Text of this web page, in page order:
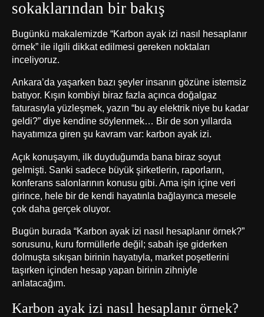
sokaklarından bir bakış
Bugünkü makalemizde “Karbon ayak izi nasıl hesaplanır
örnek” ile ilgili dikkat edilmesi gereken noktaları
inceliyoruz.
Ankara’da yaşarken bazı şeyler insanın gözüne istemsiz
batıyor. Kışın kombiyi biraz fazla açınca doğalgaz
faturasıyla yüzleşmek, yazın “bu ay elektrik niye bu kadar
geldi?” diye kendine söylenmek… Bir de son yıllarda
hayatımıza giren şu kavram var: karbon ayak izi.
Açık konuşayım, ilk duyduğumda bana biraz soyut
gelmişti. Sanki sadece büyük şirketlerin, raporların,
konferans salonlarının konusu gibi. Ama işin içine veri
girince, hele bir de kendi hayatınla bağlayınca mesele
çok daha gerçek oluyor.
Bugün burada “Karbon ayak izi nasıl hesaplanır örnek?”
sorusunu, kuru formüllerle değil; sabah işe giderken
dolmuşta sıkışan birinin hayatıyla, market poşetlerini
taşırken içinden hesap yapan birinin zihniyle
anlatacağım.
Karbon ayak izi nasıl hesaplanır örnek?